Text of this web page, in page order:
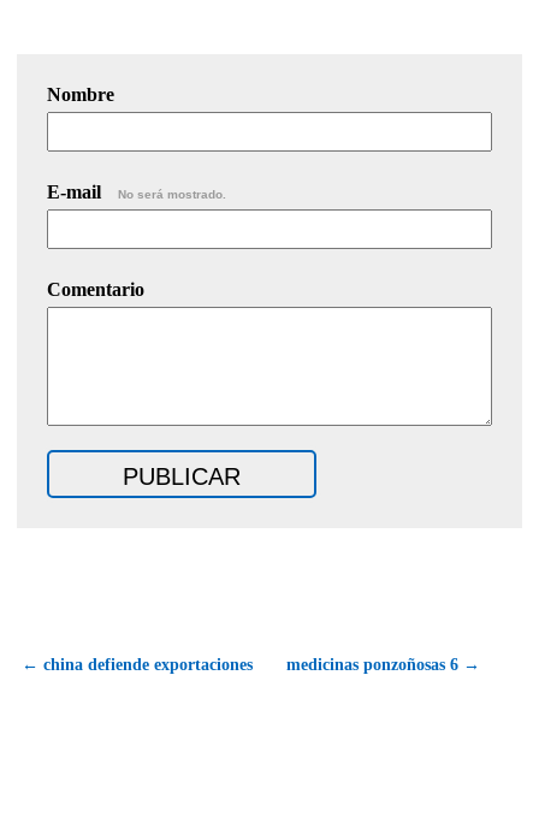
Nombre
E-mail No será mostrado.
Comentario
← china defiende exportaciones medicinas ponzoñosas 6 →